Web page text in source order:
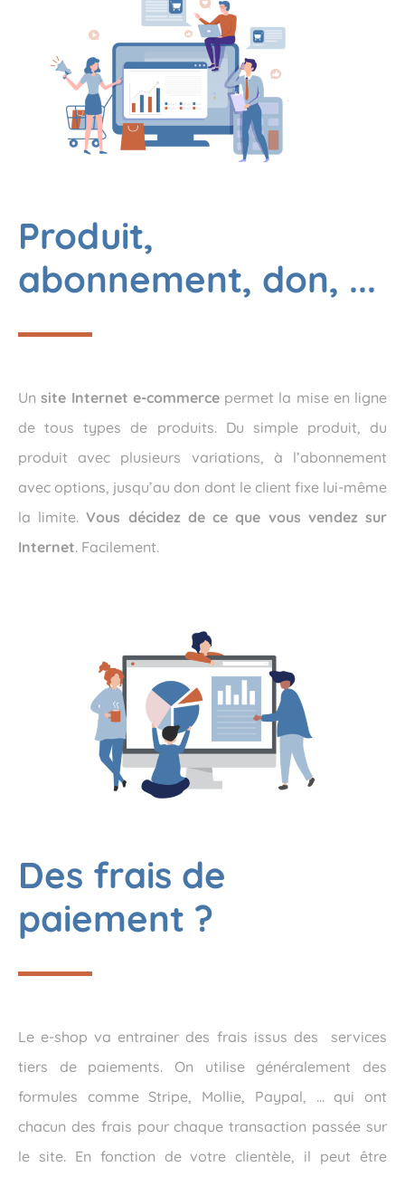
Produit,
abonnement, don, ...
Unsite Internet e-commerce permet la mise en ligne
de tous types de produits. Du simple produit, du
produit avec plusieurs variations, à l’abonnement
avec options, jusqu’au don dont le client fixe lui-même
la limite.Vous décidez de ce que vous vendez sur
Internet. Facilement.
Des frais de
paiement ?
Le e-shop va entrainer des frais issus des services
tiers de paiements. On utilise généralement des
formules comme Stripe, Mollie, Paypal, … qui ont
chacun des frais pour chaque transaction passée sur
le site. En fonction de votre clientèle, il peut être